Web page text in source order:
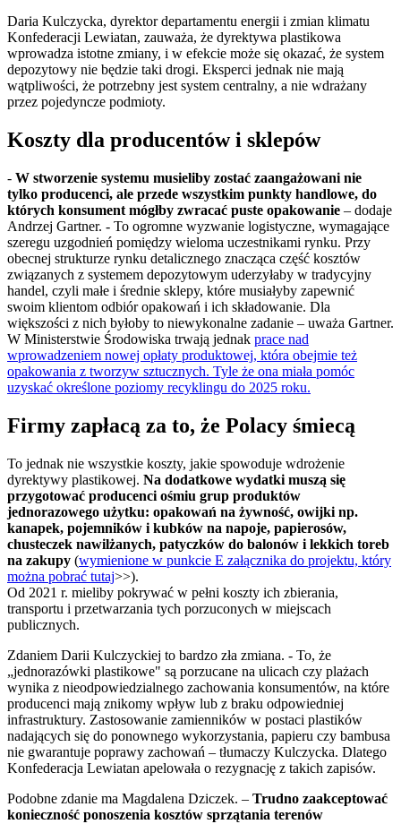
Daria Kulczycka, dyrektor departamentu energii i zmian klimatu
Konfederacji Lewiatan, zauważa, że dyrektywa plastikowa
wprowadza istotne zmiany, i w efekcie może się okazać, że system
depozytowy nie będzie taki drogi. Eksperci jednak nie mają
wątpliwości, że potrzebny jest system centralny, a nie wdrażany
przez pojedyncze podmioty.
Koszty dla producentów i sklepów
- W stworzenie systemu musieliby zostać zaangażowani nie
tylko producenci, ale przede wszystkim punkty handlowe, do
których konsument mógłby zwracać puste opakowanie – dodaje
Andrzej Gartner. - To ogromne wyzwanie logistyczne, wymagające
szeregu uzgodnień pomiędzy wieloma uczestnikami rynku. Przy
obecnej strukturze rynku detalicznego znacząca część kosztów
związanych z systemem depozytowym uderzyłaby w tradycyjny
handel, czyli małe i średnie sklepy, które musiałyby zapewnić
swoim klientom odbiór opakowań i ich składowanie. Dla
większości z nich byłoby to niewykonalne zadanie – uważa Gartner.
W Ministerstwie Środowiska trwają jednak prace nad
wprowadzeniem nowej opłaty produktowej, która obejmie też
opakowania z tworzyw sztucznych. Tyle że ona miała pomóc
uzyskać określone poziomy recyklingu do 2025 roku.
Firmy zapłacą za to, że Polacy śmiecą
To jednak nie wszystkie koszty, jakie spowoduje wdrożenie
dyrektywy plastikowej. Na dodatkowe wydatki muszą się
przygotować producenci ośmiu grup produktów
jednorazowego użytku: opakowań na żywność, owijki np.
kanapek, pojemników i kubków na napoje, papierosów,
chusteczek nawilżanych, patyczków do balonów i lekkich toreb
na zakupy (wymienione w punkcie E załącznika do projektu, który
można pobrać tutaj>>).
Od 2021 r. mieliby pokrywać w pełni koszty ich zbierania,
transportu i przetwarzania tych porzuconych w miejscach
publicznych.
Zdaniem Darii Kulczyckiej to bardzo zła zmiana. - To, że
„jednorazówki plastikowe" są porzucane na ulicach czy plażach
wynika z nieodpowiedzialnego zachowania konsumentów, na które
producenci mają znikomy wpływ lub z braku odpowiedniej
infrastruktury. Zastosowanie zamienników w postaci plastików
nadających się do ponownego wykorzystania, papieru czy bambusa
nie gwarantuje poprawy zachowań – tłumaczy Kulczycka. Dlatego
Konfederacja Lewiatan apelowała o rezygnację z takich zapisów.
Podobne zdanie ma Magdalena Dziczek. – Trudno zaakceptować
konieczność ponoszenia kosztów sprzątania terenów